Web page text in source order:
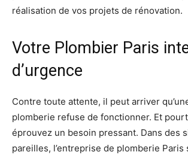
réalisation de vos projets de rénovation.
Votre Plombier Paris
d’urgence
Contre toute attente, il peut arriver
plomberie refuse de fonctionner. Et
éprouvez un besoin pressant. Dans des
pareilles, l’entreprise de plomberie Paris